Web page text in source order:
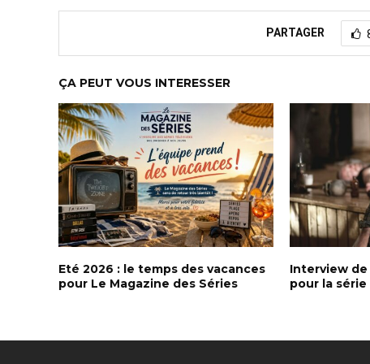
PARTAGER
ÇA PEUT VOUS INTERESSER
Eté 2026 : le temps des vacances
pour Le Magazine des Séries
Interview
pour la série